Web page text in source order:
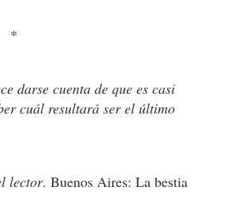
*
darse cuenta de que es casi
cuál resultará ser el último
lector. Buenos Aires: La bestia